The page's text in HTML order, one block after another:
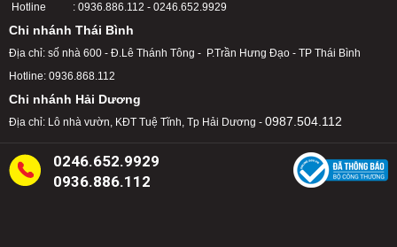
Hotline : 0936.886.112 - 0246.652.9929
Chi nhánh Thái Bình
Địa chỉ: số nhà 600 - Đ.Lê Thánh Tông - P.Trần Hưng Đạo - TP Thái Bình
Hotline: 0936.868.112
Chi nhánh Hải Dương
Địa chỉ: Lô nhà vườn, KĐT Tuệ Tĩnh, Tp Hải Dương - 0987.504.112
0246.652.9929
0936.886.112